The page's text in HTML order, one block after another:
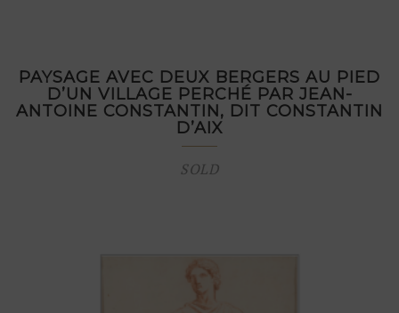
PAYSAGE AVEC DEUX BERGERS AU PIED
D’UN VILLAGE PERCHÉ PAR JEAN-
ANTOINE CONSTANTIN, DIT CONSTANTIN
D’AIX
SOLD